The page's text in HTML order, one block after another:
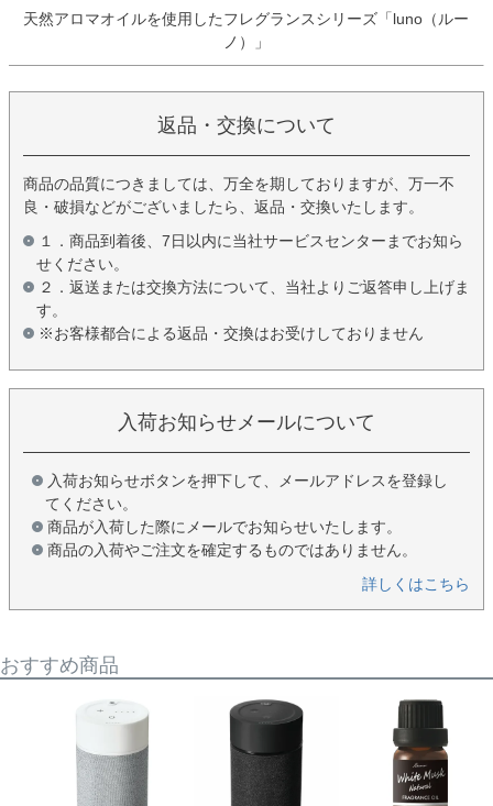
天然アロマオイルを使用したフレグランスシリーズ「luno（ルー
ノ）」
返品・交換について
商品の品質につきましては、万全を期しておりますが、万一不
良・破損などがございましたら、返品・交換いたします。
１．商品到着後、7日以内に当社サービスセンターまでお知ら
せください。
２．返送または交換方法について、当社よりご返答申し上げま
す。
※お客様都合による返品・交換はお受けしておりません
入荷お知らせメールについて
入荷お知らせボタンを押下して、メールアドレスを登録し
てください。
商品が入荷した際にメールでお知らせいたします。
商品の入荷やご注文を確定するものではありません。
詳しくはこちら
おすすめ商品